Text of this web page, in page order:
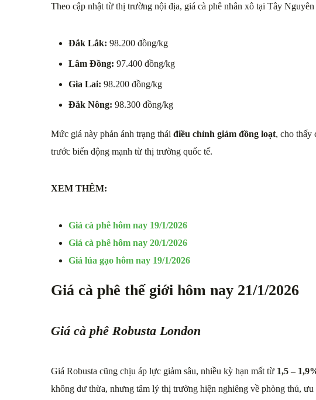
Theo cập nhật từ thị trường nội địa, giá cà phê nhân xô tại Tây
Đắk Lắk: 98.200 đồng/kg
Lâm Đồng: 97.400 đồng/kg
Gia Lai: 98.200 đồng/kg
Đắk Nông: 98.300 đồng/kg
Mức giá này phản ánh trạng thái điều chỉnh giảm đồng loạt, cho thấy
trước biến động mạnh từ thị trường quốc tế.
XEM THÊM:
Giá cà phê hôm nay 19/1/2026
Giá cà phê hôm nay 20/1/2026
Giá lúa gạo hôm nay 19/1/2026
Giá cà phê thế giới hôm nay 21/1/2026
Giá cà phê Robusta London
Giá Robusta cũng chịu áp lực giảm sâu, nhiều kỳ hạn mất từ 1,5 –
không dư thừa, nhưng tâm lý thị trường hiện nghiêng về phòng thủ, ưu